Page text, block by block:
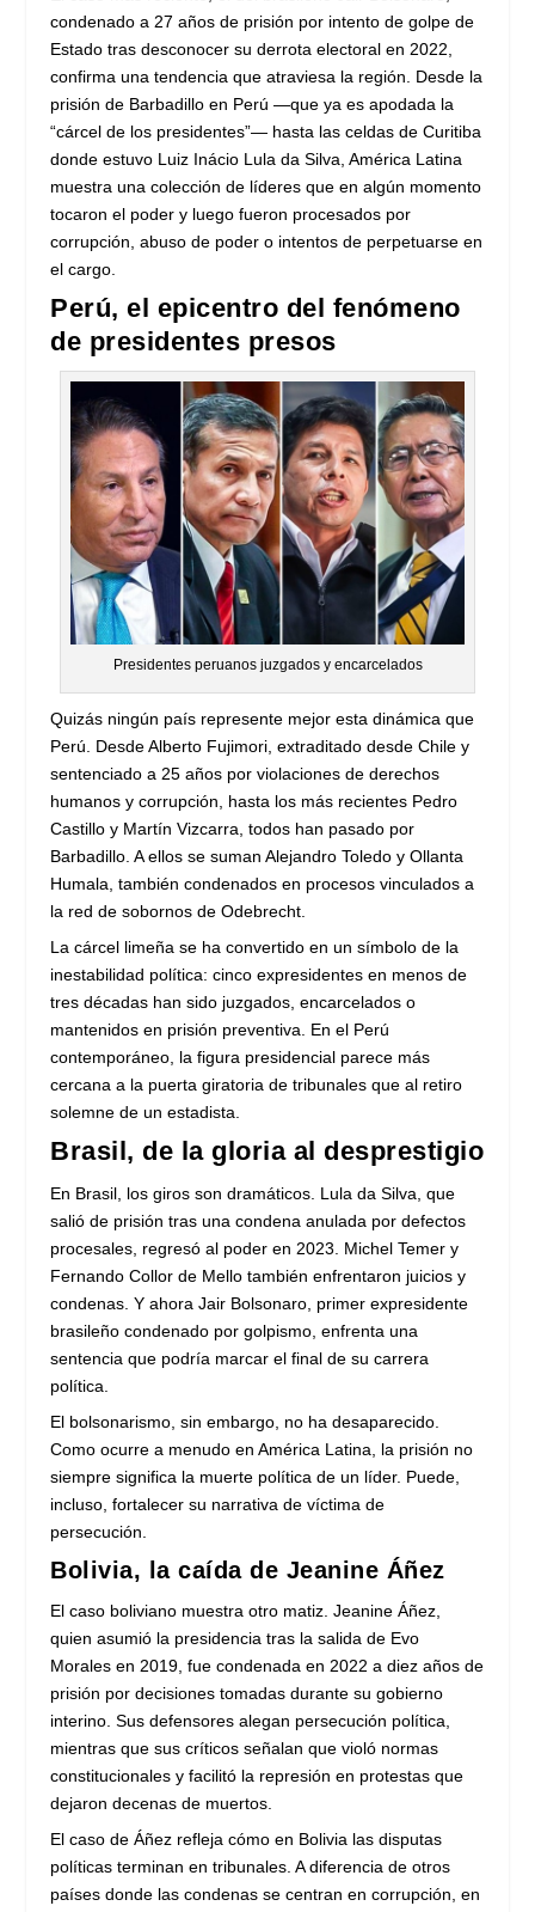
condenado a 27 años de prisión por intento de golpe de
Estado tras desconocer su derrota electoral en 2022,
confirma una tendencia que atraviesa la región. Desde la
prisión de Barbadillo en Perú —que ya es apodada la
“cárcel de los presidentes”— hasta las celdas de Curitiba
donde estuvo Luiz Inácio Lula da Silva, América Latina
muestra una colección de líderes que en algún momento
tocaron el poder y luego fueron procesados por
corrupción, abuso de poder o intentos de perpetuarse en
el cargo.
Perú, el epicentro del fenómeno
de presidentes presos
Presidentes peruanos juzgados y encarcelados
Quizás ningún país represente mejor esta dinámica que
Perú. Desde Alberto Fujimori, extraditado desde Chile y
sentenciado a 25 años por violaciones de derechos
humanos y corrupción, hasta los más recientes Pedro
Castillo y Martín Vizcarra, todos han pasado por
Barbadillo. A ellos se suman Alejandro Toledo y Ollanta
Humala, también condenados en procesos vinculados a
la red de sobornos de Odebrecht.
La cárcel limeña se ha convertido en un símbolo de la
inestabilidad política: cinco expresidentes en menos de
tres décadas han sido juzgados, encarcelados o
mantenidos en prisión preventiva. En el Perú
contemporáneo, la figura presidencial parece más
cercana a la puerta giratoria de tribunales que al retiro
solemne de un estadista.
Brasil, de la gloria al desprestigio
En Brasil, los giros son dramáticos. Lula da Silva, que
salió de prisión tras una condena anulada por defectos
procesales, regresó al poder en 2023. Michel Temer y
Fernando Collor de Mello también enfrentaron juicios y
condenas. Y ahora Jair Bolsonaro, primer expresidente
brasileño condenado por golpismo, enfrenta una
sentencia que podría marcar el final de su carrera
política.
El bolsonarismo, sin embargo, no ha desaparecido.
Como ocurre a menudo en América Latina, la prisión no
siempre significa la muerte política de un líder. Puede,
incluso, fortalecer su narrativa de víctima de
persecución.
Bolivia, la caída de Jeanine Áñez
El caso boliviano muestra otro matiz. Jeanine Áñez,
quien asumió la presidencia tras la salida de Evo
Morales en 2019, fue condenada en 2022 a diez años de
prisión por decisiones tomadas durante su gobierno
interino. Sus defensores alegan persecución política,
mientras que sus críticos señalan que violó normas
constitucionales y facilitó la represión en protestas que
dejaron decenas de muertos.
El caso de Áñez refleja cómo en Bolivia las disputas
políticas terminan en tribunales. A diferencia de otros
países donde las condenas se centran en corrupción, en